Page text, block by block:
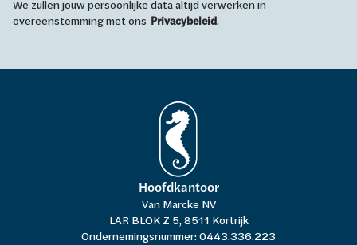
We zullen jouw persoonlijke data altijd verwerken in
overeenstemming met ons Privacybeleid.
Hoofdkantoor
Van Marcke NV
LAR BLOK Z 5, 8511 Kortrijk
Ondernemingsnummer: 0443.336.223